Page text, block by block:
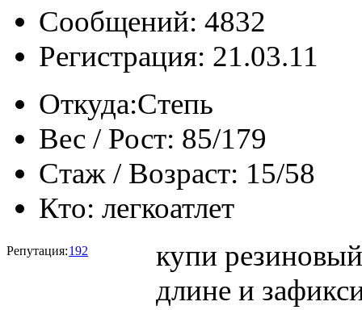
Сообщений: 4832
Регистрация: 21.03.11
Откуда:Степь
Вес / Рост: 85/179
Стаж / Возраст: 15/58
Кто: легкоатлет
Репутация:192
купи
длине и